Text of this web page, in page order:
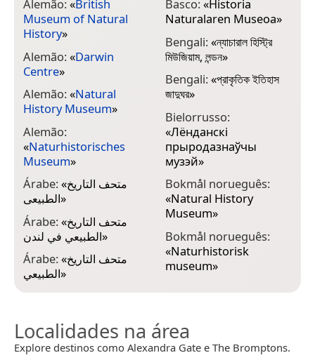
Alemão:«British
Museum of Natural
History»
Alemão:«Darwin
Centre»
Alemão:«Natural
History Museum»
Alemão:
«Naturhistorisches
Museum»
Árabe:«متحف التاريخ
الطبيعى»
Árabe:«متحف التاريخ
الطبيعي في لندن»
Árabe:«متحف التاريخ
الطبيعي»
Basco:«Historia
Naturalaren Museoa»
Bengali:«ন্যাচারাল হিস্ট্রি
মিউজিয়াম, লন্ডন»
Bengali:«প্রাকৃতিক ইতিহাস
জাদুঘর»
Bielorrusso:
«Лёнданскі
прыродазнаўчы
музэй»
Bokmål norueguês:
«Natural History
Museum»
Bokmål norueguês:
«Naturhistorisk
museum»
Localidades na área
Explore destinos como Alexandra Gate e The Bromptons.